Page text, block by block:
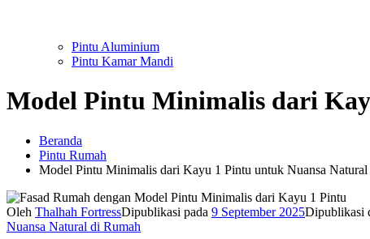
Pintu Aluminium
Pintu Kamar Mandi
Model Pintu Minimalis dari
Beranda
Pintu Rumah
Model Pintu Minimalis dari Kayu 1 Pintu untuk Nuansa Natural
Oleh Thalhah FortressDipublikasi pada 9 September 2025Dipublikasi
Nuansa Natural di Rumah